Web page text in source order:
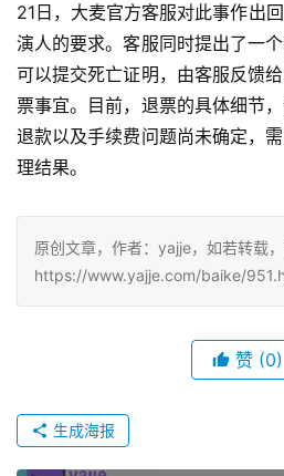
21日，大麦官方客服对此事作出
演人的要求。客服同时提出了一
可以提交死亡证明，由客服反馈
票事宜。目前，退票的具体细节
退款以及手续费问题尚未确定，
理结果。
原创文章，作者：yajje，如若转载，
https://www.yajje.com/baike/
赞 (0)
生成海报